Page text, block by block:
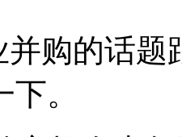
。
市场在去
时候,跟当